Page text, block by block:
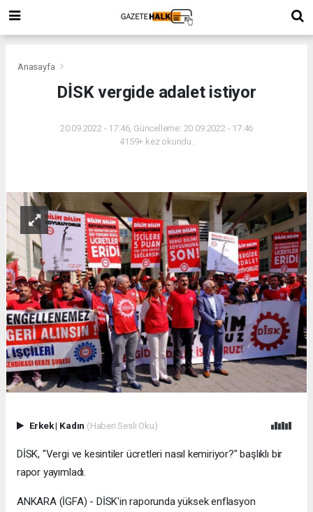
Anasayfa
DİSK vergide adalet istiyor
20.09.2022 - 17:46, Güncelleme: 20.09.2022 - 17:46
4159+ kez okundu.
Erkek| Kadın (Haberi Sesli Oku)
DİSK, "Vergi ve kesintiler ücretleri nasıl kemiriyor?" başlıklı bir
rapor yayımladı.
ANKARA (İGFA) - DİSK'in raporunda yüksek enflasyon